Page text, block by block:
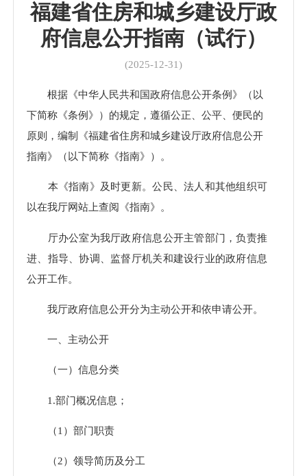
福建省住房和城乡建设厅政
府信息公开指南（试行）
(2025-12-31)
根据《中华人民共和国政府信息公开条例》（以
下简称《条例》）的规定，遵循公正、公平、便民的
原则，编制《福建省住房和城乡建设厅政府信息公开
指南》（以下简称《指南》）。
本《指南》及时更新。公民、法人和其他组织可
以在我厅网站上查阅《指南》。
厅办公室为我厅政府信息公开主管部门，负责推
进、指导、协调、监督厅机关和建设行业的政府信息
公开工作。
我厅政府信息公开分为主动公开和依申请公开。
一、主动公开
（一）信息分类
1.部门概况信息；
（1）部门职责
（2）领导简历及分工